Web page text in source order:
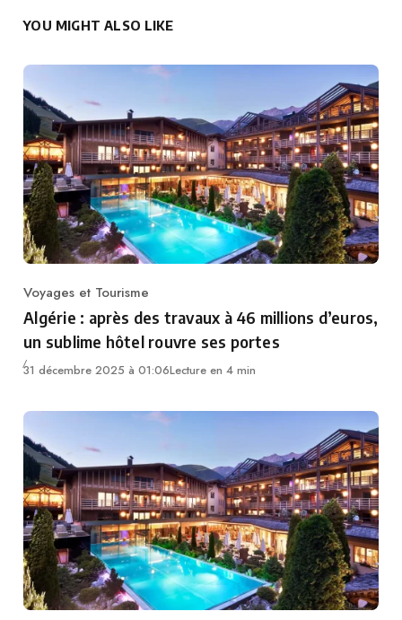
YOU MIGHT ALSO LIKE
Category
Voyages et Tourisme
Algérie : après des travaux à 46 millions d’euros,
un sublime hôtel rouvre ses portes
31 décembre 2025 à 01:06Lecture en 4 min